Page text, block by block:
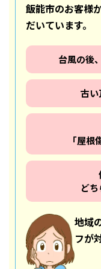
飯能市のお客様
だいています。
台風の後
古い
「屋
ど
地域
フが